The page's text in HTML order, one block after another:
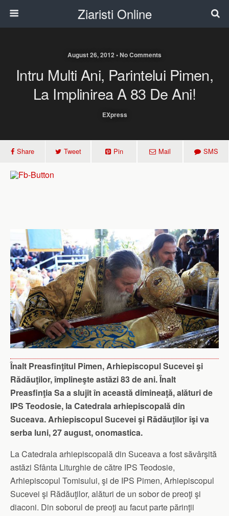
Ziaristi Online
August 26, 2012 • No Comments
Intru Multi Ani, Parintelui Pimen,
La Implinirea A 83 De Ani!
EXpress
Share Tweet Pin Mail SMS
Înalt Preasfinţitul Pimen, Arhiepiscopul Sucevei şi
Rădăuţilor, împlineşte astăzi 83 de ani. Înalt
Preasfinţia Sa a slujit în această dimineaţă, alături de
IPS Teodosie, la Catedrala arhiepiscopală din
Suceava. Arhiepiscopul Sucevei şi Rădăuţilor îşi va
serba luni, 27 august, onomastica.
La Catedrala arhiepiscopală din Suceava a fost săvârşită
astăzi Sfânta Liturghie de către IPS Teodosie,
Arhiepiscopul Tomisului, şi de IPS Pimen, Arhiepiscopul
Sucevei şi Rădăuţilor, alături de un sobor de preoţi şi
diaconi. Din soborul de preoţi au facut parte părinţii